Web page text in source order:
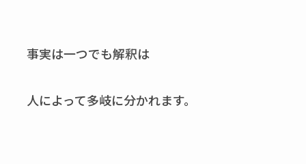
事実は一つでも解釈は
人によって多岐に分かれます。